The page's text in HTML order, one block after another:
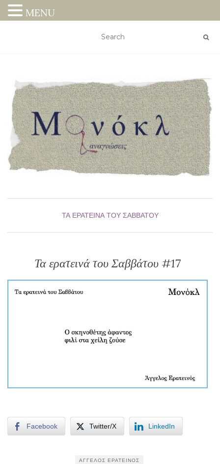
ΤΑ ΕΡΑΤΕΙΝΆ ΤΟΥ ΣΑΒΒΆΤΟΥ
Τα ερατεινά του Σαββάτου #17
Facebook Twitter/X LinkedIn
ΆΓΓΕΛΟΣ ΕΡΑΤΕΙΝΌΣ
MENU